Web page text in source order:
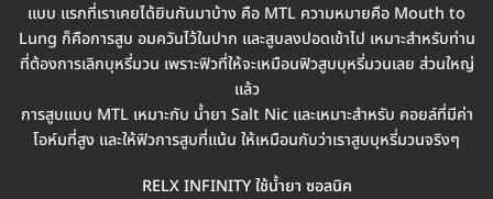
แบบ แรกที่เราเคยได้ยินกันมาบ้าง คือ MTL ความหมายคือ Mouth to
Lung ก็คือการสูบ อมควันไว้ในปาก และสูบลงปอดเข้าไป เหมาะสำหรับท่าน
ที่ต้องการเลิกบุหรี่มวน เพราะฟิวที่ให้จะเหมือนฟิวสูบบุหรี่มวนเลย ส่วนใหญ่
แล้ว
การสูบแบบ MTL เหมาะกับ น้ำยา Salt Nic และเหมาะสำหรับ คอยล์ที่มีค่า
โอห์มที่สูง และให้ฟิวการสูบที่แน้น ให้เหมือนกับว่าเราสูบบุหรี่มวนจริงๆ
RELX INFINITY ใช้น้ำยา ซอลนิค